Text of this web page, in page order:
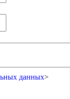
данных>